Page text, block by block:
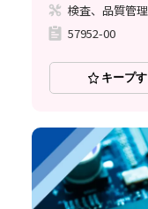
検査、品質管
57952-00
キープ